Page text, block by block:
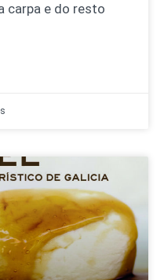
carpa e do resto